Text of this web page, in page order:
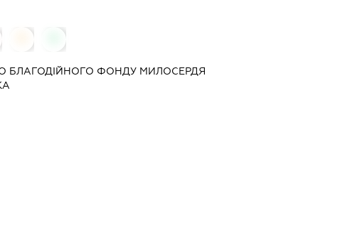
БЛАГОДІЙНОГО ФОНДУ МИЛОСЕРДЯ